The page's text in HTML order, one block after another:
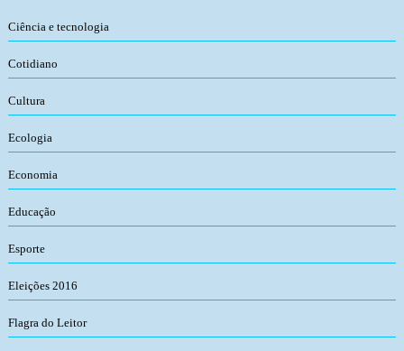
Ciência e tecnologia
Cotidiano
Cultura
Ecologia
Economia
Educação
Esporte
Eleições 2016
Flagra do Leitor